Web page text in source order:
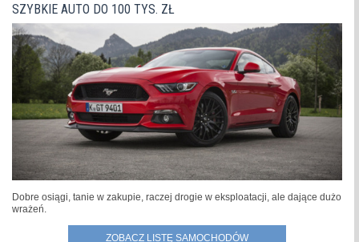
SZYBKIE AUTO DO 100 TYS. ZŁ
Dobre osiągi, tanie w zakupie, raczej drogie w eksploatacji, ale dające dużo
wrażeń.
ZOBACZ LISTĘ SAMOCHODÓW